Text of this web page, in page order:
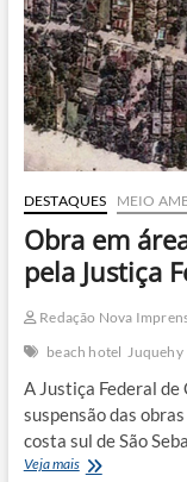
proteger
Litoral
Norte
DESTAQUES MEIO
Obra em
pela Justiça
Redação Nova
beach hotel Juquehy
A Justiça Federal
suspensão das
costa sul de São
Veja maisObra